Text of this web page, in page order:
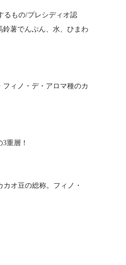
るもの/プレシディオ認
薯でんぷん、水、ひまわ
ィノ・デ・アロマ種のカ
重層！
オ豆の総称。フィノ・